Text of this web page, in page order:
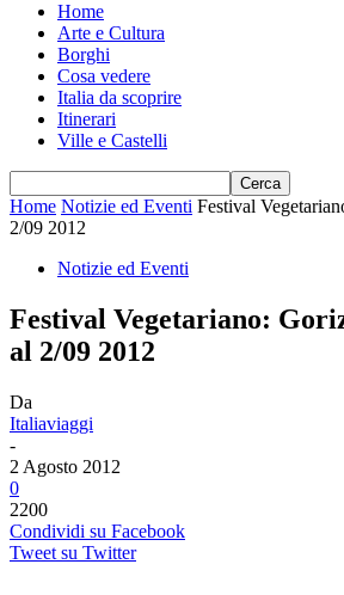
Home
Arte e Cultura
Borghi
Cosa vedere
Italia da scoprire
Itinerari
Ville e Castelli
Home Notizie ed Eventi Festival
2/09 2012
Notizie ed Eventi
Festival Vegetariano:
al 2/09 2012
Da
Italiaviaggi
-
2 Agosto 2012
0
2200
Condividi su Facebook
Tweet su Twitter